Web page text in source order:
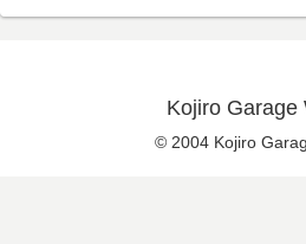
Kojiro Garage
© 2004 Kojiro